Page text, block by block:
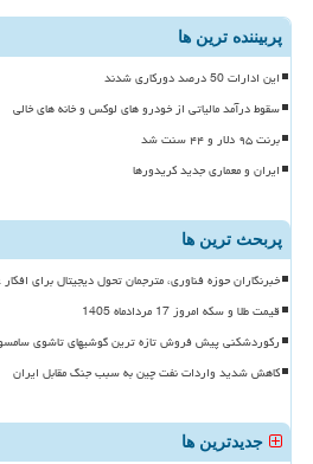
پربیننده ترین ها
این ادارات 50 درصد دورکاری شدند
سقوط درآمد مالیاتی از خودرو های لوکس و خانه های خالی
برنت ۹۵ دلار و ۴۴ سنت شد
ایران و معماری جدید کریدورها
پربحث ترین ها
خبرنگاران حوزه فناوری، مترجمان تحول دیجیتال برای
قیمت طلا و سکه امروز 17 مردادماه 1405
رکوردشکنی پیش فروش تازه ترین گوشیهای تاشوی
کاهش شدید واردات نفت چین به سبب جنگ مقابل ایران
جدیدترین ها